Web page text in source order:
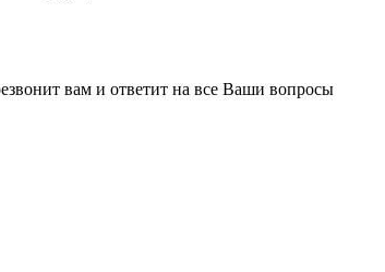
вам и ответит на все Ваши вопросы